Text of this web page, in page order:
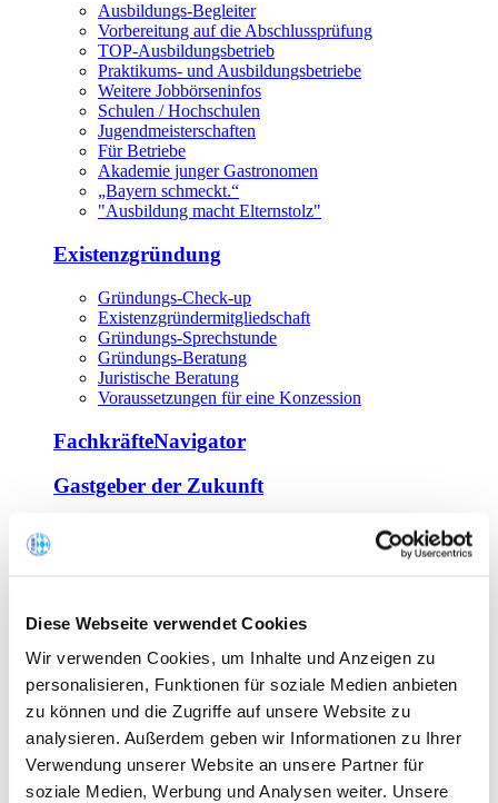
Diese Webseite verwendet Cookies
Wir verwenden Cookies, um Inhalte und Anzeigen zu
personalisieren, Funktionen für soziale Medien anbieten
zu können und die Zugriffe auf unsere Website zu
analysieren. Außerdem geben wir Informationen zu Ihrer
Verwendung unserer Website an unsere Partner für
soziale Medien, Werbung und Analysen weiter. Unsere
Ausbildungs-Begleiter
Vorbereitung auf die Abschlussprüfung
TOP-Ausbildungsbetrieb
Praktikums- und Ausbildungsbetriebe
Weitere Jobbörseninfos
Schulen / Hochschulen
Jugendmeisterschaften
Für Betriebe
Akademie junger Gastronomen
„Bayern schmeckt.“
"Ausbildung macht Elternstolz"
Existenzgründung
Gründungs-Check-up
Existenzgründermitgliedschaft
Gründungs-Sprechstunde
Gründungs-Beratung
Juristische Beratung
Voraussetzungen für eine Konzession
FachkräfteNavigator
Gastgeber der Zukunft
Offene Seminare
Tagen im Palais
Wirte-und Unternehmerbrief
Lernplattform BOUNTI
Partner
Branchennahe Organisationen